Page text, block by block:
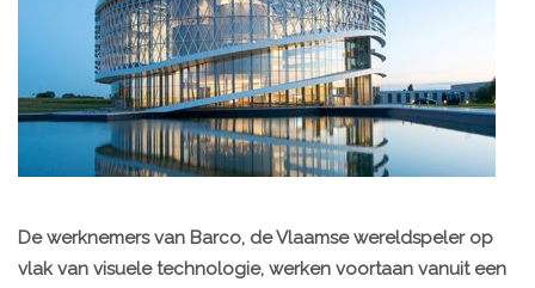
De werknemers van Barco, de Vlaamse wereldspeler op
vlak van visuele technologie, werken voortaan vanuit een